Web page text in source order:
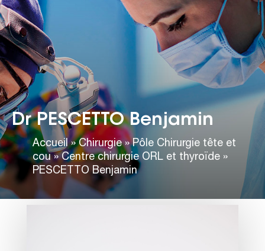
Dr PESCETTO Benjamin
Accueil»Chirurgie»Pôle Chirurgie tête et
cou»Centre chirurgie ORL et thyroïde »
PESCETTO Benjamin